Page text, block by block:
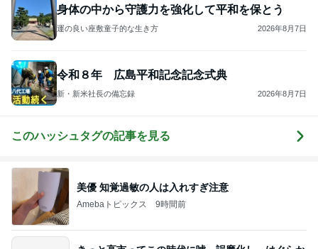
身体の中から守護力を強化して平和を保とう
運の良い座敷童子的な生き方 2026年8月7日
令和８年 広島平和記念記念式典
新・新米社長の備忘録 2026年8月7日
このハッシュタグの記事を見る
美優 知覚過敏の人は入れすぎ注意
Amebaトピックス 9時間前